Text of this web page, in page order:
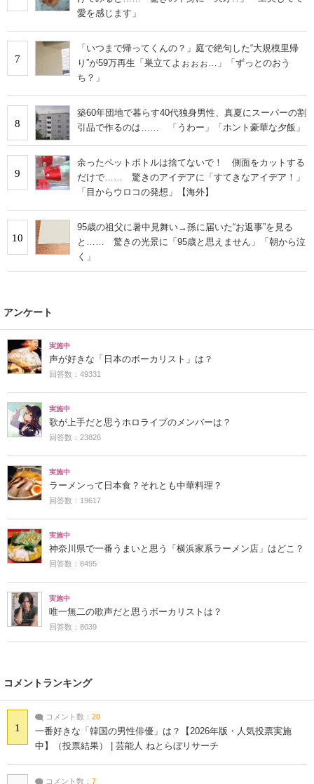
愛を感じます」
7
「いつまで帰ってくんの？」庭で絶句した“大規模里帰
り”が59万再生「巣立てよぉぉぉ…」「ずっとのおう
ち？」
8
築60年団地で暮らす40代独身男性、真夏にスーパーの割
引品で作るのは…… 「うわー」「ホント豪華な夕飯」
9
余ったペットボトルは捨てないで！ 側面をカットする
だけで…… 驚きのアイデアに「すてきなアイデア！」
「目からウロコの発想」【海外】
10
95歳の祖父に暑中見舞い→孫に届いた“お返事”を見る
と…… 驚きの光景に「95歳と思えません」「朝から泣
く」
アンケート
実施中
声が好きな「日本のボーカリスト」は？
回答数：49331
実施中
歌が上手だと思うホロライブのメンバーは？
回答数：23826
実施中
ラーメンって日本食？それとも中華料理？
回答数：19617
実施中
神奈川県で一番うまいと思う「横浜家系ラーメン店」はどこ？
回答数：8495
実施中
唯一無二の歌声だと思うボーカリストは？
回答数：8039
コメントランキング
1
コメント数： 20
一番好きな「韓国の男性俳優」は？【2026年版・人気投票実施
中】（投票結果） | 芸能人 ねとらぼリサーチ
コメント数： 7